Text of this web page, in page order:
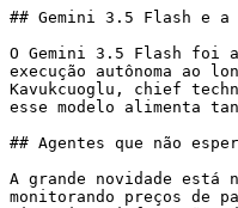
## Gemini 3.5 Flash e a
O Gemini 3.5 Flash foi
execução autônoma ao
Kavukcuoglu, chief
esse modelo alimenta
## Agentes que não
A grande novidade está
monitorando preços de